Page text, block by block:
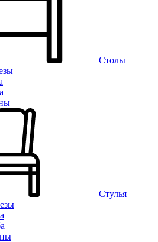
Столы
Стулья